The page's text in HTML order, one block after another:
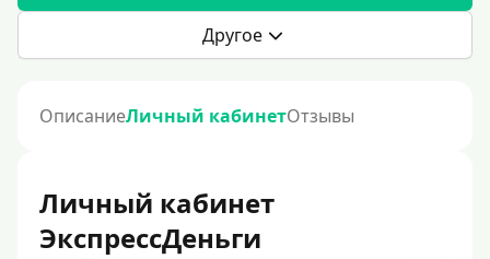
Другое
ОписаниеЛичный кабинетОтзывы
Личный кабинет
ЭкспрессДеньги